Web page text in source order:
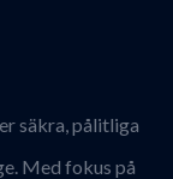
säkra, pålitliga
Med fokus på